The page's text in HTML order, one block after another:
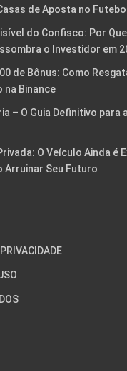
de Aposta no
do Confisco: Por
o Investidor em
de Bônus: Como
na Binance
– O Guia Definitivo para
O Veículo Ainda é
Arruinar Seu Futuro